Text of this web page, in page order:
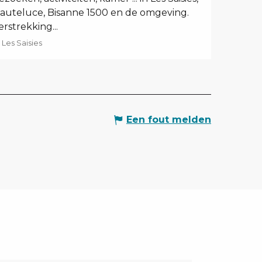
Bisanne 1500 en de omgeving.
Les Saisies
Een fout melden